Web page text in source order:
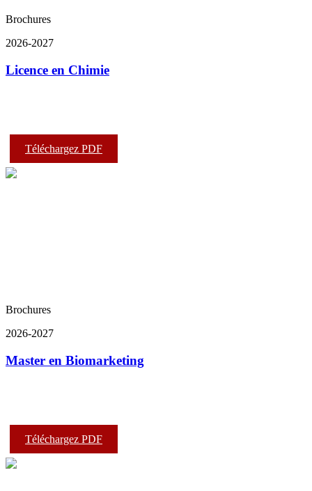
Brochures
2026-2027
Licence en Chimie
Téléchargez PDF
Brochures
2026-2027
Master en Biomarketing
Téléchargez PDF